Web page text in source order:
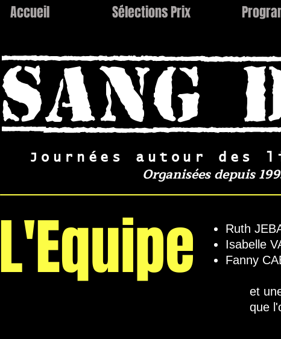
Accueil Sélections Prix
SANG
Journées autour des
Organisées depuis
L'Equipe
Ruth
Isabelle
Fanny
et
que